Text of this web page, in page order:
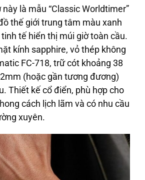
này là mẫu “Classic Worldtimer”
thế giới trung tâm màu xanh
tinh tế hiển thị múi giờ toàn cầu.
kính sapphire, vỏ thép không
FC-718, trữ cót khoảng 38
(hoặc gần tương đương)
Thiết kế cổ điển, phù hợp cho
cách lịch lãm và có nhu cầu
xuyên.